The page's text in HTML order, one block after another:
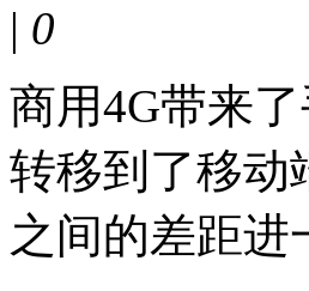
| 0
商用4G带来
转移到了移动
之间的差距进